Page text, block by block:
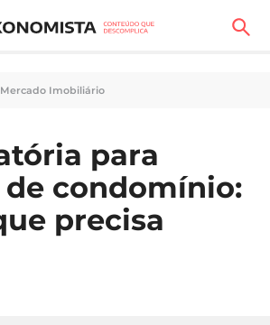
Pessoais
Mercado Imobiliário
para
condomínio:
precisa